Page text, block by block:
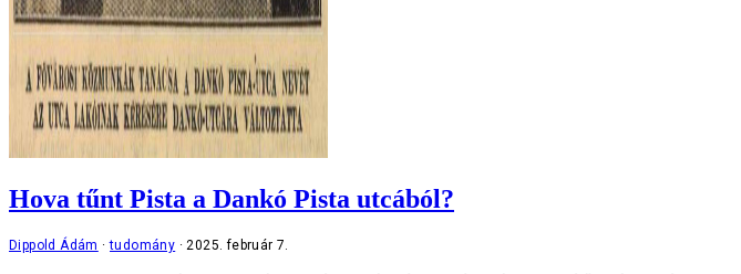
Hova tűnt Pista a Dankó Pista utcából?
Dippold Ádám tudomány 2025. február 7.